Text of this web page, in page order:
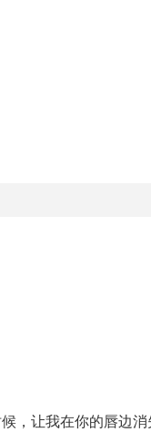
，让我在你的唇边消